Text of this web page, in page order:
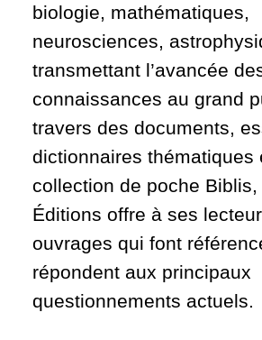
biologie, mathématiques,
neurosciences,
transmettant l’avancée
connaissances au grand
travers des documents,
dictionnaires thématiques
collection de poche Biblis,
Éditions offre à ses
ouvrages qui font
répondent aux principaux
questionnements actuels.